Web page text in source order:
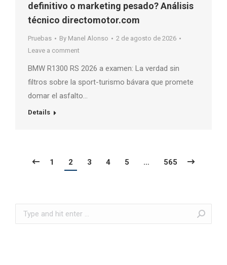
definitivo o marketing pesado? Análisis
técnico directomotor.com
Pruebas By Manel Alonso
2 de agosto de 2026
Leave a comment
BMW R1300 RS 2026 a examen: La verdad sin
filtros sobre la sport-turismo bávara que promete
domar el asfalto…
Details
1 2 3 4 5 … 565
Search: